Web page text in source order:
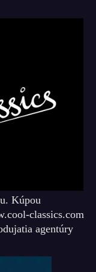
Kúpou
classics.com
agentúry